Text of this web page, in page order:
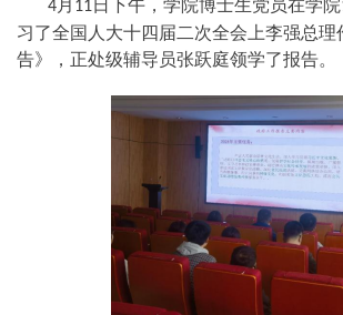
4月 11日下午，学院博士生党员在学院
习了全国人大十四届二次全会上李强总理
告》，正处级辅导员张跃庭领学了报告。